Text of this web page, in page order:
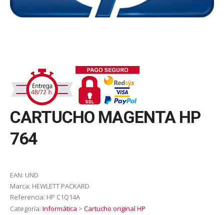
CARTUCHO MAGENTA HP
764
EAN: UND
Marca: HEWLETT PACKARD
Referencia: HP C1Q14A
Categoría: Informática > Cartucho original HP